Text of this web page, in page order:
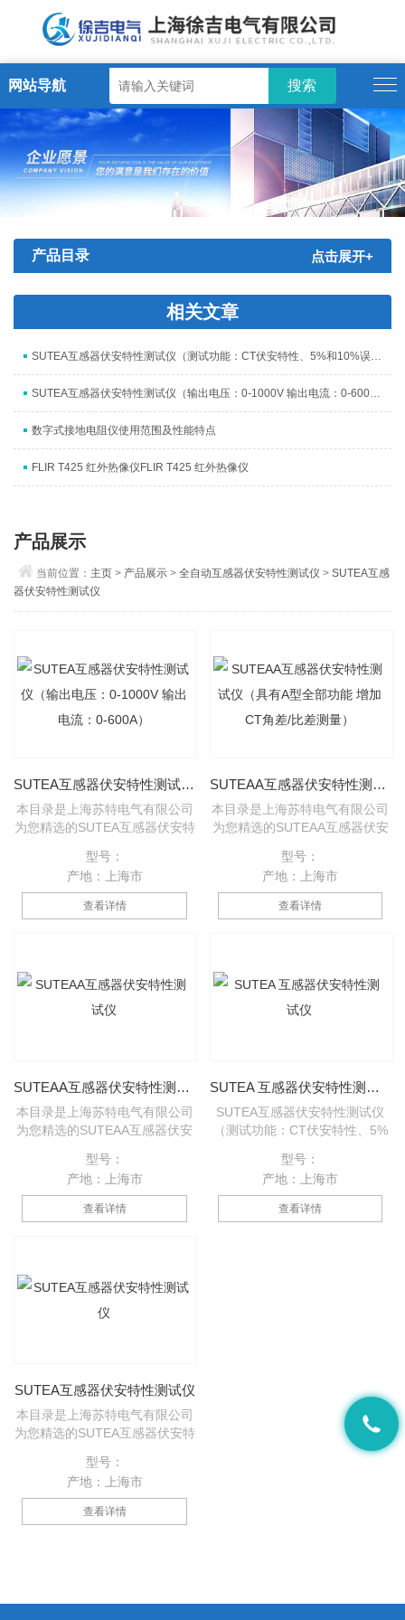
网站导航
产品目录 点击展开+
相关文章
SUTEA互感器伏安特性测试仪（测试功能：CT伏安特性、5%和10%误差曲线、变比、极性、退磁、二次回路、二次交流耐压）
SUTEA互感器伏安特性测试仪（输出电压：0-1000V 输出电流：0-600A）
数字式接地电阻仪使用范围及性能特点
FLIR T425 红外热像仪FLIR T425 红外热像仪
产品展示
当前位置： 主页 > 产品展示 >全自动互感器伏安特性测试仪 >SUTEA互感
器伏安特性测试仪
SUTEA互感器伏安特性测试仪（输出电压：0-1000V 输出电流：0-600A）
本目录是上海苏特电气有限公司
为您精选的SUTEA互感器伏安特
输出电流：0-600A）产品，欢迎
您该产品的详细信息！的种类有
很多，不同的应用也会有细微的
差别，本公司为您提供*的解决
型号：
产地：上海市
查看详情
SUTEAA互感器伏安特性测试仪（具有A型全部功能 增加CT角差/比差测量）
本目录是上海苏特电气有限公司
为您精选的SUTEAA互感器伏安
增加CT角差/比差测量）产品，
欢迎您该产品的详细信息！
SUTEAA互感器伏安特性测试仪
的种类有很多，不同的应用也会
型号：
产地：上海市
查看详情
SUTEAA互感器伏安特性测试仪
本目录是上海苏特电气有限公司
为您精选的SUTEAA互感器伏安
的详细信息！的种类有很多，不
同的应用也会有细微的差别，本
公司为您提供*的解决方案。
型号：
产地：上海市
查看详情
SUTEA 互感器伏安特性测试仪
SUTEA互感器伏安特性测试仪
（测试功能：CT伏安特性、5%
退磁、二次回路、二次交流耐
压）本目录是上海苏特电气有限
公司为您精选的SUTEA互感器伏
安特性测试仪产品，欢迎您该产
型号：
产地：上海市
查看详情
SUTEA互感器伏安特性测试仪
本目录是上海苏特电气有限公司
为您精选的SUTEA互感器伏安特
详细信息！的种类有很多，不同
的应用也会有细微的差别，本公
司为您提供*的解决方案。
型号：
产地：上海市
查看详情